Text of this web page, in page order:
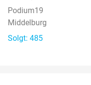
Podium19
Middelburg
Solgt: 485